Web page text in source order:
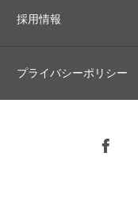
採用情報
プライバシーポリシー